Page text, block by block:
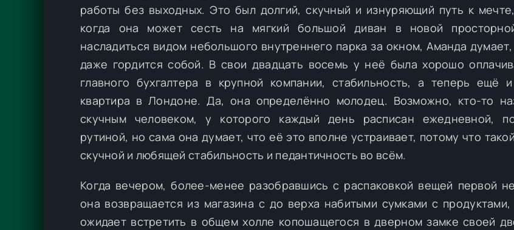
работы без выходных. Это был долгий, скучный и изнуряющий путь к
когда она может сесть на мягкий большой диван в новой
насладиться видом небольшого внутреннего парка за окном, Аманда
даже гордится собой. В свои двадцать восемь у неё была хорошо
главного бухгалтера в крупной компании, стабильность, а теперь ещё
квартира в Лондоне. Да, она определённо молодец. Возможно, кто-то
скучным человеком, у которого каждый день расписан ежедневной,
рутиной, но сама она думает, что её это вполне устраивает, потому что
скучной и любящей стабильность и педантичность во всём.
Когда вечером, более-менее разобравшись с распаковкой вещей первой
она возвращается из магазина с до верха набитыми сумками с
ожидает встретить в общем холле копошащегося в дверном замке своей